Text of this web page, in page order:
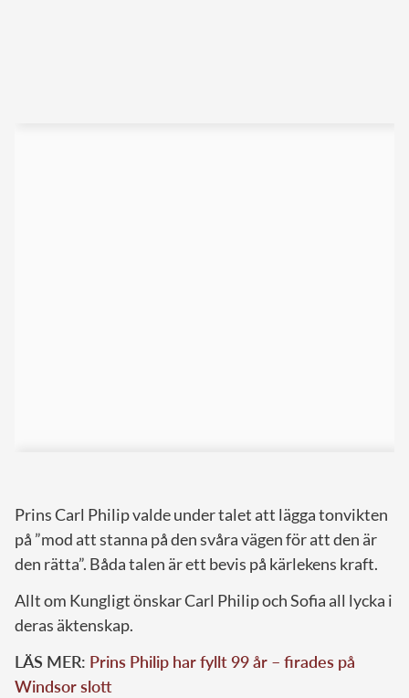
Prins Carl Philip valde under talet att lägga tonvikten
på ”mod att stanna på den svåra vägen för att den är
den rätta”. Båda talen är ett bevis på kärlekens kraft.
Allt om Kungligt önskar Carl Philip och Sofia all lycka i
deras äktenskap.
LÄS MER: Prins Philip har fyllt 99 år – firades på
Windsor slott